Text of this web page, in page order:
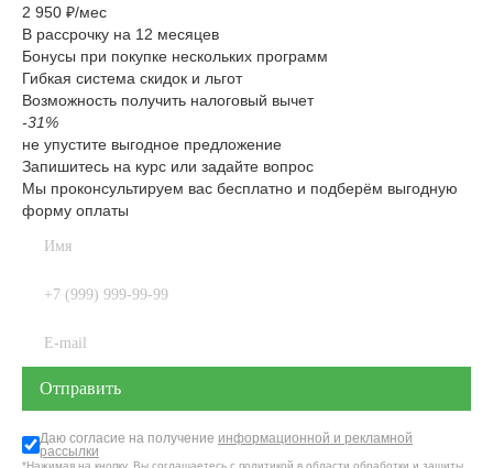
2 950 ₽/мес
В рассрочку на 12 месяцев
Бонусы при покупке нескольких программ
Гибкая система скидок и льгот
Возможность получить налоговый вычет
-31%
не упустите выгодное предложение
Запишитесь на курс или задайте вопрос
Мы проконсультируем вас бесплатно и подберём выгодную
форму оплаты
Даю согласие на получение информационной и рекламной
рассылки
*Нажимая на кнопку, Вы соглашаетесь с политикой в области обработки и защиты